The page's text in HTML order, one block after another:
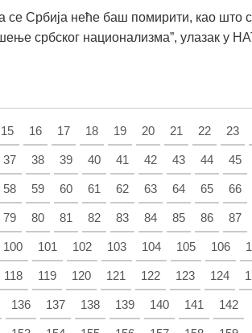
се Србија неће баш помирити, као што
србског национализма”, улазак у
15 16 17 18 19 20 21 22 23
37 38 39 40 41 42 43 44 45
58 59 60 61 62 63 64 65 66
79 80 81 82 83 84 85 86 87
100 101 102 103 104 105 106
118 119 120 121 122 123 124
136 137 138 139 140 141 142